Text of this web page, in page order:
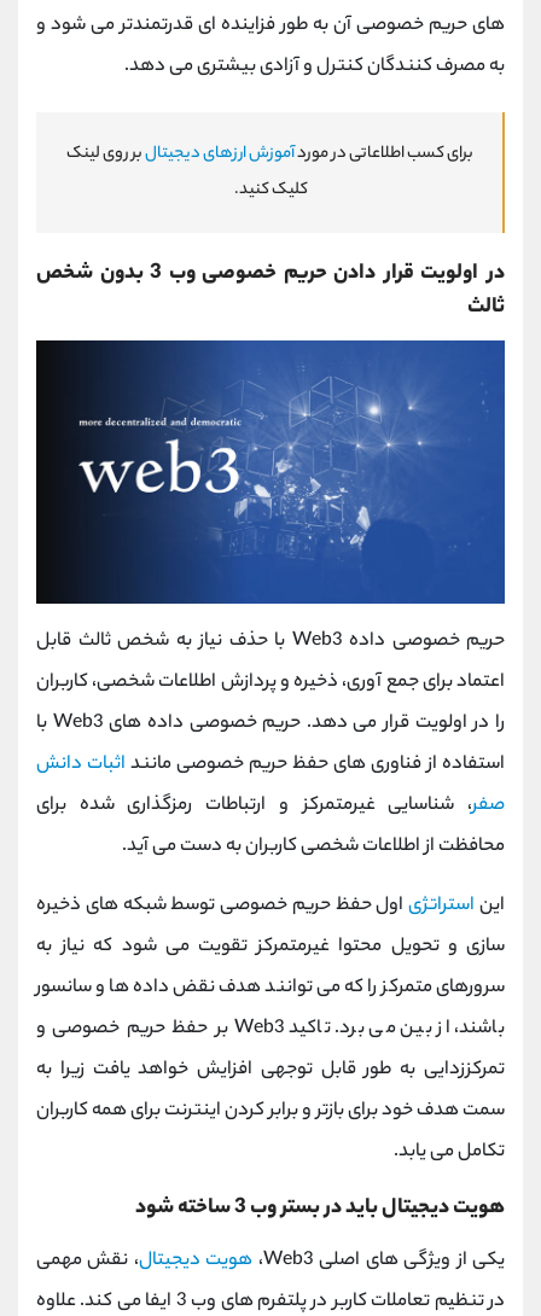
های حریم خصوصی آن به طور فزاینده ای قدرتمندتر می شود و
به مصرف کنندگان کنترل و آزادی بیشتری می دهد.
برای کسب اطلاعاتی در موردآموزش ارزهای دیجیتالبر روی لینک
کلیک کنید.
در اولویت قرار دادن حریم خصوصی وب 3 بدون شخص
ثالث
حریم خصوصی داده Web3 با حذف نیاز به شخص ثالث قابل
اعتماد برای جمع آوری، ذخیره و پردازش اطلاعات شخصی، کاربران
را در اولویت قرار می دهد. حریم خصوصی داده های Web3 با
استفاده از فناوری های حفظ حریم خصوصی مانند اثبات دانش
صفر، شناسایی غیرمتمرکز و ارتباطات رمزگذاری شده برای
محافظت از اطلاعات شخصی کاربران به دست می آید.
این استراتژیاول حفظ حریم خصوصی توسط شبکه های ذخیره
سازی و تحویل محتوا غیرمتمرکز تقویت می شود که نیاز به
سرورهای متمرکز را که می توانند هدف نقض داده ها و سانسور
باشند، از بین می برد. تاکید Web3 بر حفظ حریم خصوصی و
تمرکززدایی به طور قابل توجهی افزایش خواهد یافت زیرا به
سمت هدف خود برای بازتر و برابر کردن اینترنت برای همه کاربران
تکامل می یابد.
هویت دیجیتال باید در بستر وب 3 ساخته شود
یکی از ویژگی های اصلی Web3، هویت دیجیتال، نقش مهمی
در تنظیم تعاملات کاربر در پلتفرم های وب 3 ایفا می کند. علاوه